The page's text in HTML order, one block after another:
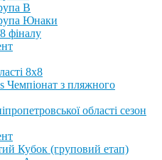
В
Юнаки
фіналу
8х8
Чемпіонат з пляжного
області сезон
Кубок (груповий етап)